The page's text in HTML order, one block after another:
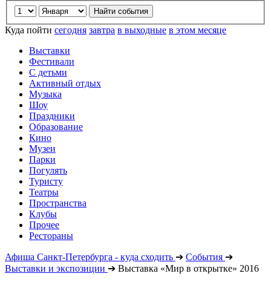
Куда пойти сегодня завтра в выходные в этом месяце
Выставки
Фестивали
С детьми
Активный отдых
Музыка
Шоу
Праздники
Образование
Кино
Музеи
Парки
Погулять
Туристу
Театры
Пространства
Клубы
Прочее
Рестораны
Афиша Санкт-Петербурга - куда сходить ➔ События ➔
Выставки и экспозиции ➔ Выставка «Мир в открытке» 2016